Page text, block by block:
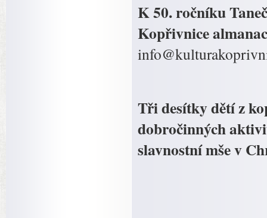
K 50. ročníku
Kopřivnice
Tři desítky dětí z
dobročinných
slavnostní mše v